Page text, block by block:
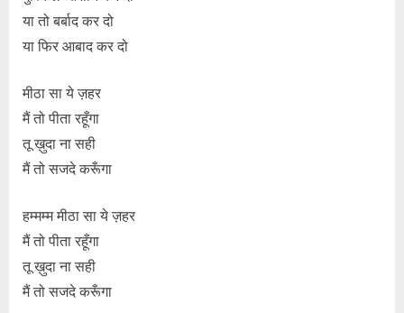
या तो बर्बाद कर दो
या फिर आबाद कर दो
मीठा सा ये ज़हर
मैं तो पीता रहूँगा
तू ख़ुदा ना सही
मैं तो सजदे करूँगा
हम्मम्म मीठा सा ये ज़हर
मैं तो पीता रहूँगा
तू ख़ुदा ना सही
मैं तो सजदे करूँगा